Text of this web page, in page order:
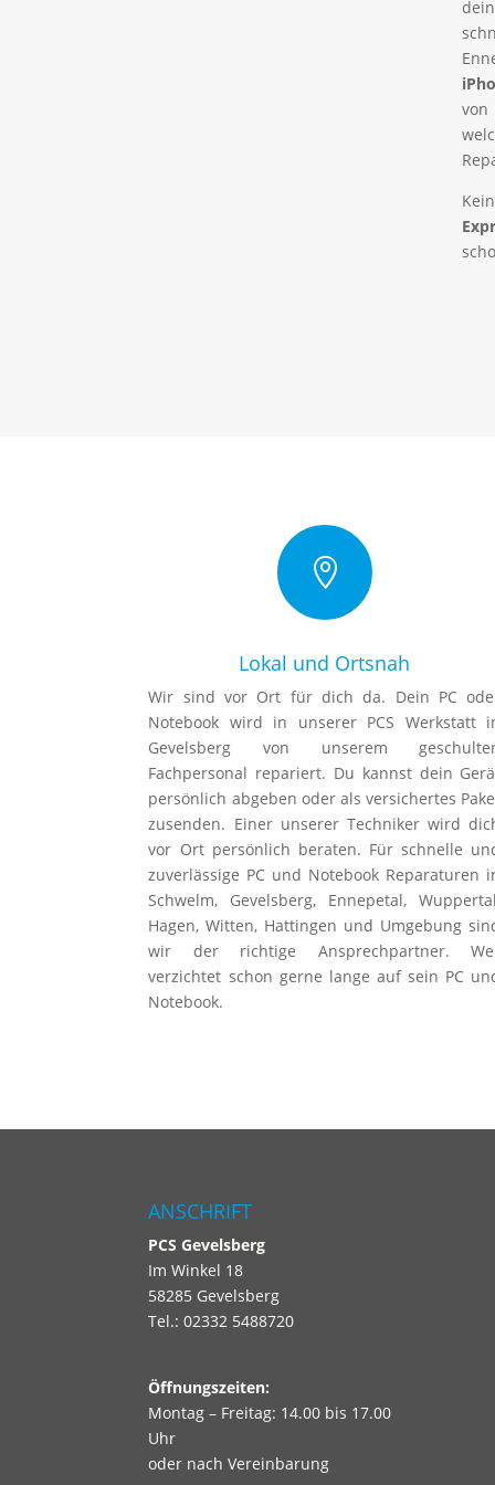
von

Lokal und Ortsnah
Wir sind vor Ort für dich da. Dein PC
Notebook wird in unserer PCS Werkstatt
Gevelsberg von unserem
Fachpersonal repariert. Du kannst dein
persönlich abgeben oder als versichertes
zusenden. Einer unserer Techniker wird
vor Ort persönlich beraten. Für schnelle
zuverlässige PC und Notebook Reparaturen
Schwelm, Gevelsberg, Ennepetal,
Hagen, Witten, Hattingen und Umgebung
wir der richtige Ansprechpartner.
verzichtet schon gerne lange auf sein PC
Notebook.
ANSCHRIFT
PCSGevelsberg
Im Winkel 18
58285 Gevelsberg
Tel.: 02332 5488720
Öffnungszeiten:
Montag – Freitag: 14.00 bis 17.00
Uhr
oder nach Vereinbarung